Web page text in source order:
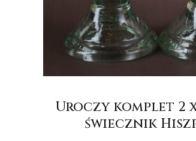
Uroczy komplet 2
świecznik